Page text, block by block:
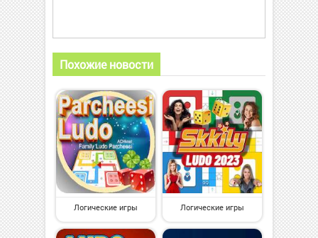
Похожие новости
Логические игры Логические игры